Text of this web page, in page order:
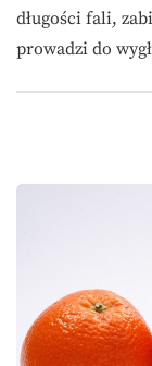
długości fali,
prowadzi do